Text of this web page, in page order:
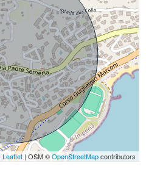
Leaflet| OSM ©OpenStreetMapcontributors